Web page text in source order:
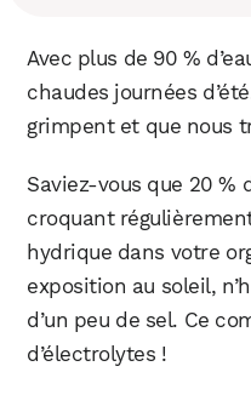
Avec plus de 90 %
chaudes journées
grimpent et que nous
Saviez-vous que 20 %
croquant
hydrique dans votre
exposition au soleil,
d’un peu de sel. Ce
d’électrolytes !